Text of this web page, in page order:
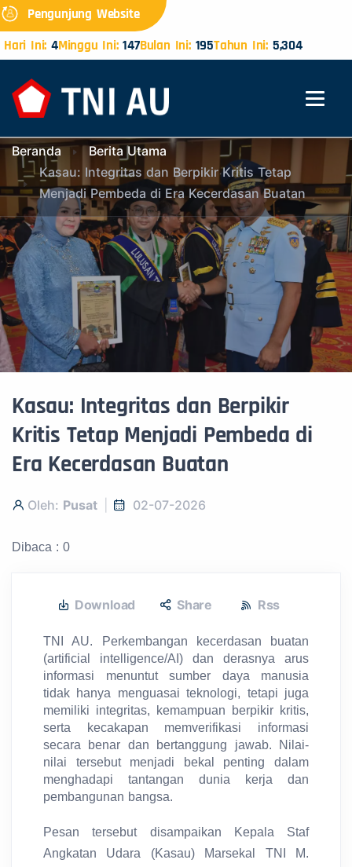
Pengunjung Website
Hari Ini: 4Minggu Ini:147Bulan Ini:195Tahun Ini: 5,304
Beranda
Berita Utama
Kasau: Integritas dan Berpikir Kritis Tetap
Menjadi Pembeda di Era Kecerdasan Buatan
Kasau: Integritas dan Berpikir
Kritis Tetap Menjadi Pembeda di
Era Kecerdasan Buatan
Oleh: Pusat 02-07-2026
Dibaca : 0
Download Share Rss
TNI AU. Perkembangan kecerdasan buatan
(artificial intelligence/AI) dan derasnya arus
informasi menuntut sumber daya manusia
tidak hanya menguasai teknologi, tetapi juga
memiliki integritas, kemampuan berpikir kritis,
serta kecakapan memverifikasi informasi
secara benar dan bertanggung jawab. Nilai-
nilai tersebut menjadi bekal penting dalam
menghadapi tantangan dunia kerja dan
pembangunan bangsa.
Pesan tersebut disampaikan Kepala Staf
Angkatan Udara (Kasau) Marsekal TNI M.